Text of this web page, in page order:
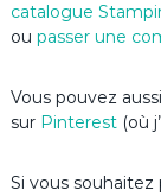
catalogue
ou passer une
Vous pouvez
sur Pinterest (où
Si vous souhaitez